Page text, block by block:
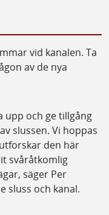
vid kanalen. Ta
av de nya
upp och ge tillgång
slussen. Vi hoppas
den här
svåråtkomlig
säger Per
sluss och kanal.